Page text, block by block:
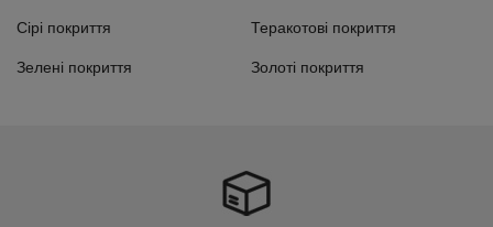
Сірі покриття
Теракотові покриття
Зелені покриття
Золоті покриття